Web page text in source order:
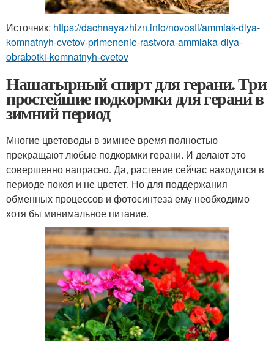
Источник: https://dachnayazhizn.info/novosti/ammiak-dlya-
komnatnyh-cvetov-primenenie-rastvora-ammiaka-dlya-
obrabotki-komnatnyh-cvetov
Нашатырный спирт для герани. Три
простейшие подкормки для герани в
зимний период
Многие цветоводы в зимнее время полностью
прекращают любые подкормки герани. И делают это
совершенно напрасно. Да, растение сейчас находится в
периоде покоя и не цветет. Но для поддержания
обменных процессов и фотосинтеза ему необходимо
хотя бы минимальное питание.